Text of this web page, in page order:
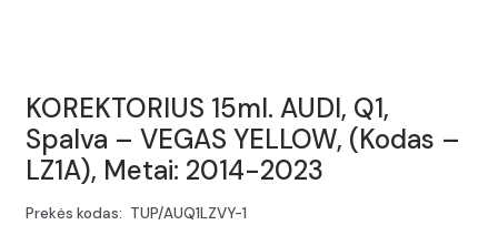
KOREKTORIUS 15ml. AUDI, Q1,
Spalva – VEGAS YELLOW, (Kodas –
LZ1A), Metai: 2014-2023
Prekės kodas: TUP/AUQ1LZVY-1